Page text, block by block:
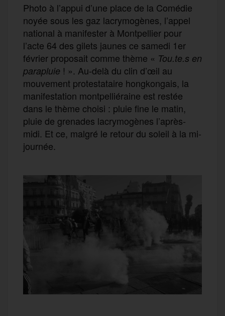
Photo à l’appui d’une place de la Comédie
noyée sous les gaz lacrymogènes, l’appel
national à manifester à Montpellier pour
l’acte 64 des gilets jaunes ce samedi 1er
février proposait comme thème « Tou.te.s en
parapluie ! ». Au-delà du clin d’œil au
mouvement protestataire hongkongais, la
manifestation montpelliéraine est restée
dans le thème choisi : pluie fine le matin,
pluie de grenades lacrymogènes l’après-
midi. Et ce, malgré le retour du soleil à la mi-
journée.